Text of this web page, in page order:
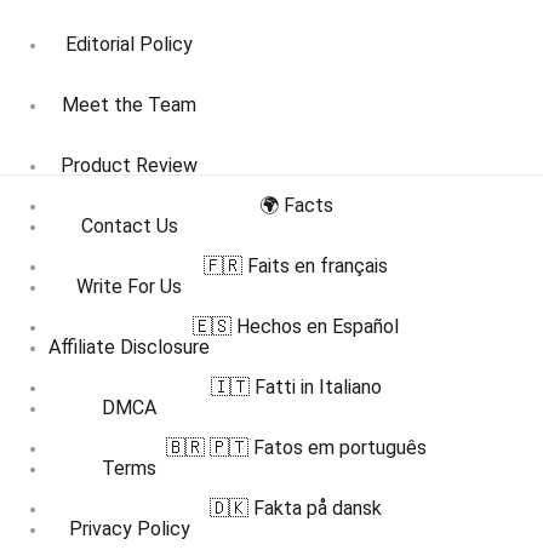
Editorial Policy
Meet the Team
Product Review
Contact Us
Write For Us
Affiliate Disclosure
DMCA
Terms
Privacy Policy
🌍 Facts
🇫🇷 Faits en français
🇪🇸 Hechos en Español
🇮🇹 Fatti in Italiano
🇧🇷 🇵🇹 Fatos em português
🇩🇰 Fakta på dansk